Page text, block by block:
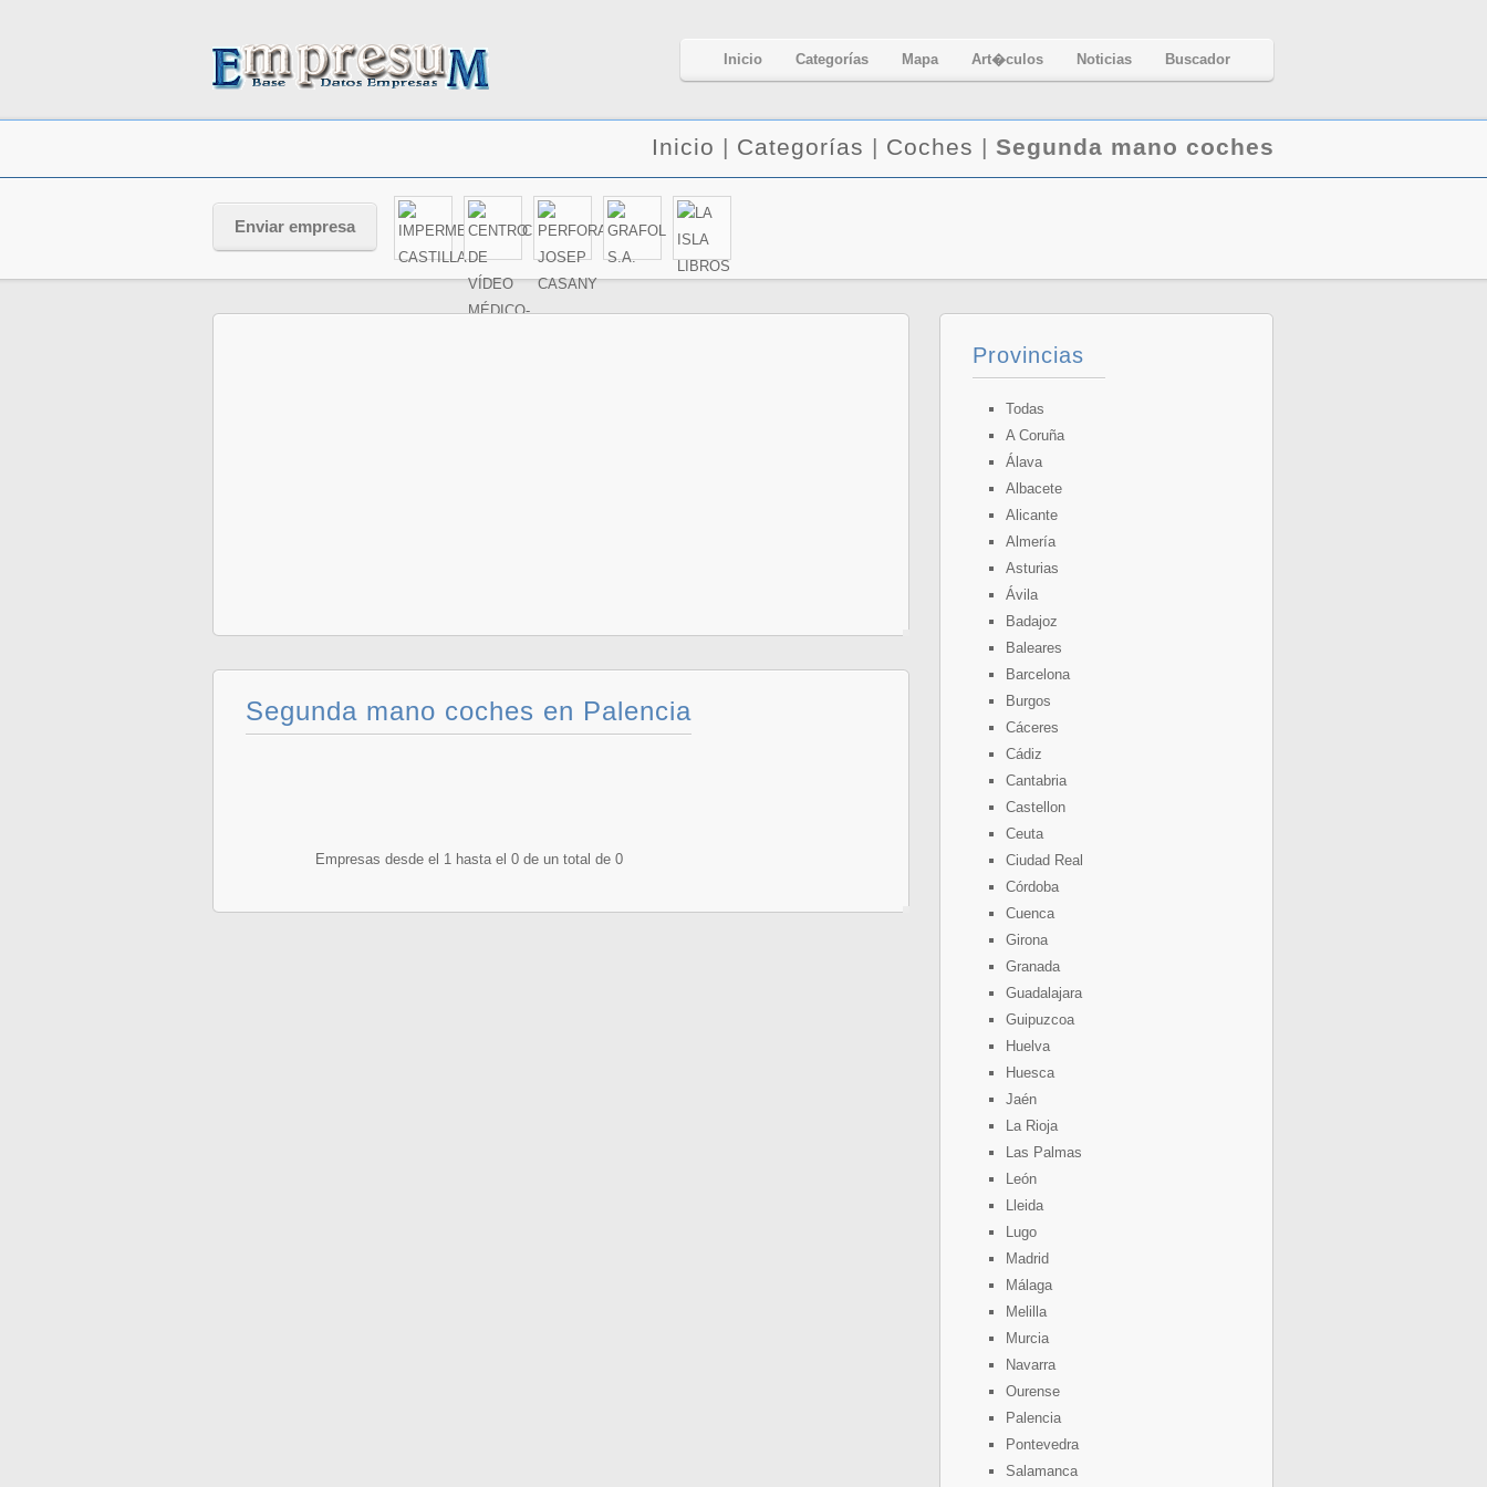
Inicio Categorías Mapa Art�culos Noticias Buscador
Inicio | Categorías | Coches | Segunda mano coches
Enviar empresa
Segunda mano coches en Palencia
Empresas desde el 1 hasta el 0 de un total de 0
Provincias
Todas
A Coruña
Álava
Albacete
Alicante
Almería
Asturias
Ávila
Badajoz
Baleares
Barcelona
Burgos
Cáceres
Cádiz
Cantabria
Castellon
Ceuta
Ciudad Real
Córdoba
Cuenca
Girona
Granada
Guadalajara
Guipuzcoa
Huelva
Huesca
Jaén
La Rioja
Las Palmas
León
Lleida
Lugo
Madrid
Málaga
Melilla
Murcia
Navarra
Ourense
Palencia
Pontevedra
Salamanca